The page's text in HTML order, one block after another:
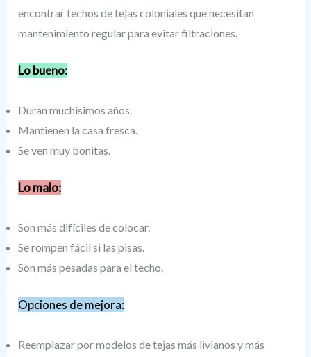
encontrar techos de tejas coloniales que necesitan
mantenimiento regular para evitar filtraciones.
Lo bueno:
Duran muchísimos años.
Mantienen la casa fresca.
Se ven muy bonitas.
Lo malo:
Son más difíciles de colocar.
Se rompen fácil si las pisas.
Son más pesadas para el techo.
Opciones de mejora:
Reemplazar por modelos de tejas más livianos y más